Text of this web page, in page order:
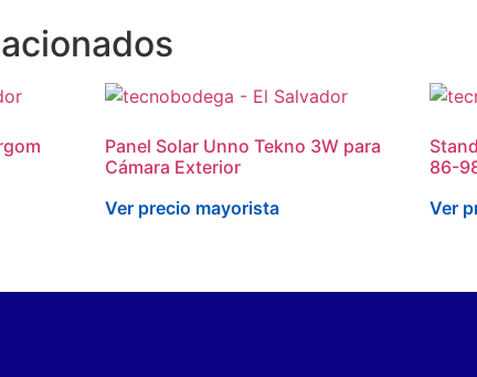
Panel Solar Unno Tekno 3W para
Cámara Exterior
Ver precio mayorista
86-
Ver